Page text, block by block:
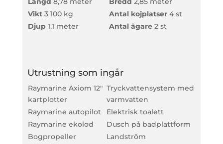
Vikt3 100 kg Antal kojplatser 4 st
Djup1,1 meter Antal ägare2 st
Utrustning som ingår
Raymarine Axiom 12″
kartplotter
Tryckvattensystem med
varmvatten
Raymarine autopilot
Elektrisk toalett
Raymarine ekolod
Dusch på badplattform
Bogpropeller
Landström